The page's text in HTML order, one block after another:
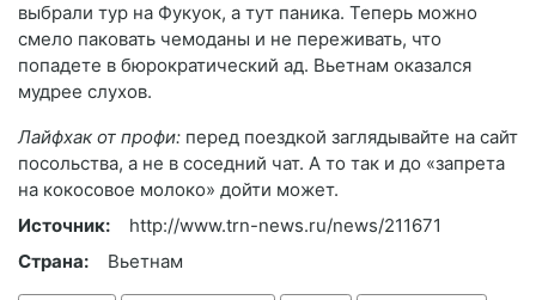
выбрали тур на Фукуок, а тут паника. Теперь можно
смело паковать чемоданы и не переживать, что
попадете в бюрократический ад. Вьетнам оказался
мудрее слухов.
Лайфхак от профи: перед поездкой заглядывайте на сайт
посольства, а не в соседний чат. А то так и до «запрета
на кокосовое молоко» дойти может.
Источник:
http://www.trn-news.ru/news/211671
Страна:
Вьетнам